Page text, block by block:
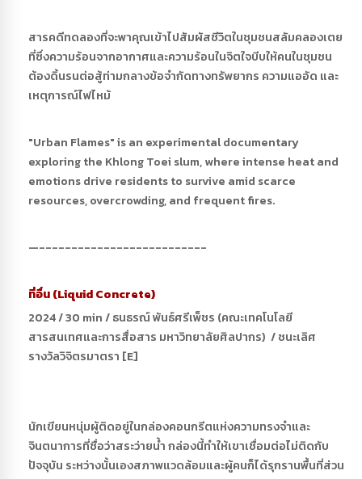
สารคดีทดลองที่จะพาคุณเข้าไปสัมผัสชีวิตในชุมชนสลัมคลองเตย
ที่ซึ่งความร้อนจากอากาศและความร้อนในจิตใจบีบให้คนในชุมชน
ต้องดิ้นรนต่อสู้ท่ามกลางข้อจำกัดทางทรัพยากร ความแออัด และ
เหตุการณ์ไฟไหม้
"Urban Flames" is an experimental documentary
exploring the Khlong Toei slum, where intense heat and
emotions drive residents to survive amid scarce
resources, overcrowding, and frequent fires.
—--------------------------
ที่อื่น (Liquid Concrete)
2024 / 30 min / ธนธรณ์ พันธ์ศรีเพ็ชร (คณะเทคโนโลยี
สารสนเทศและการสื่อสาร มหาวิทยาลัยศิลปากร) / ชนะเลิศ
รางวัลวิจิตรมาตรา [E]
นักเขียนหนุ่มผู้ติดอยู่ในกล่องคอนกรีตแห่งความทรงจำและ
จินตนาการที่ชื่อว่าสระว่ายน้ำ กล่องนี้ทำให้เขาเชื่อมต่อไม่ติดกับ
ปัจจุบัน ระหว่างนั้นเองสภาพแวดล้อมและผู้คนก็ได้รุกรานพื้นที่ส่วน